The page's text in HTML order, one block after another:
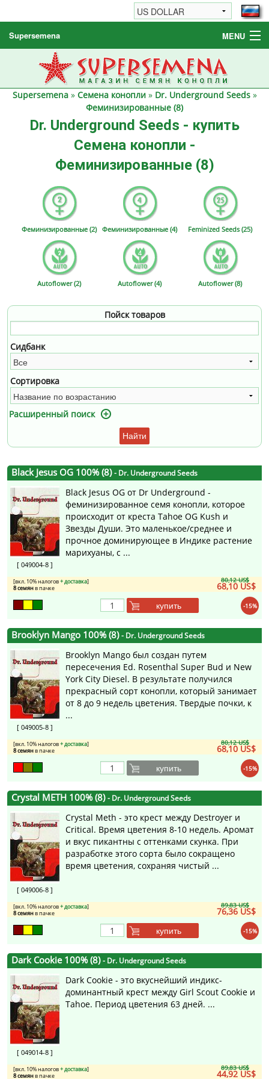
Supersemena MENU
Семена конопли
Другие товары
Как заказать / FAQ
Supersemena» Семена конопли» Dr. Underground Seeds»
Феминизированные (8)
Dr. Underground Seeds - купить
Семена конопли -
Феминизированные (8)
Феминизированные (2) Феминизированные (4) Feminized Seeds (25)
Autoflower (2) Autoflower (4) Autoflower (8)
Пойск товаров
Сидбанк
Сортировка
Расширенный поиск
Найти
Black Jesus OG 100% (8)- Dr. Underground Seeds
[ 049004-8 ]
Black Jesus OG от Dr Underground -
феминизированное семя конопли, которое
происходит от креста Tahoe OG Kush и
Звезды Души. Это маленькое/среднее и
прочное доминирующее в Индике растение
марихуаны, с ...
80,12 US$
68,10 US$
[вкл. 10% налогов+ доставка]
8 семянв пачке
-15%
купить
Brooklyn Mango 100% (8)- Dr. Underground Seeds
[ 049005-8 ]
Brooklyn Mango был создан путем
пересечения Ed. Rosenthal Super Bud и New
York City Diesel. В результате получился
прекрасный сорт конопли, который занимает
от 8 до 9 недель цветения. Твердые почки, к
...
80,12 US$
68,10 US$
[вкл. 10% налогов+ доставка]
8 семянв пачке
-15%
купить
Crystal METH 100% (8)- Dr. Underground Seeds
[ 049006-8 ]
Crystal Meth - это крест между Destroyer и
Critical. Время цветения 8-10 недель. Аромат
и вкус пикантны с оттенками скунка. При
разработке этого сорта было сокращено
время цветения, сохраняя чистый ...
89,83 US$
76,36 US$
[вкл. 10% налогов+ доставка]
8 семянв пачке
-15%
купить
Dark Cookie 100% (8)- Dr. Underground Seeds
[ 049014-8 ]
Dark Cookie - это вкуснейший индикс-
доминантный крест между Girl Scout Cookie и
Tahoe. Период цветения 63 дней. ...
89,83 US$
44,92 US$
[вкл. 10% налогов+ доставка]
8 семянв пачке